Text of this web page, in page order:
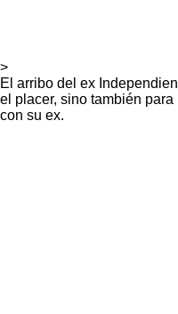
>
El arribo del ex
el placer, sino también
con su ex.